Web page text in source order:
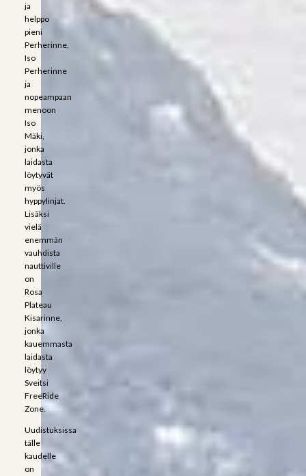
ja
helppo
pieni
Perherinne,
Iso
Perherinne
ja
nopeampaan
menoon
Iso
Mäki,
jonka
laidasta
löytyvät
myös
hyppylinjat.
Lisäksi
vielä
enemmän
vauhdista
nauttiville
on
Rosa
Plateau
Kisarinne,
jonka
kauemmasta
laidasta
löytyy
Sveitsi
FreeRide
Zone.
Uudistuksissa
tälle
kaudelle
on